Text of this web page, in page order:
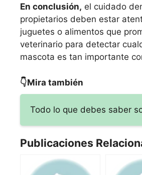
En conclusión, el cuidado
propietarios deben estar
juguetes o alimentos que
veterinario para detectar
mascota es tan importante
👇Mira también
Todo lo que debes saber
Publicaciones